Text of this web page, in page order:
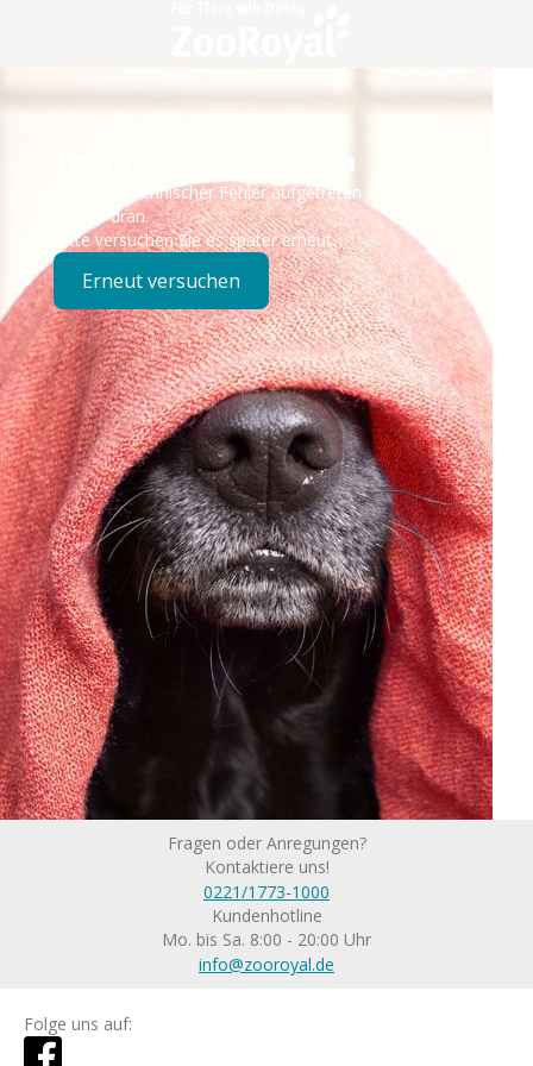
Technisches Problem
Es ist ein technischer Fehler aufgetreten – wir sind
bereits dran.
Bitte versuchen Sie es später erneut.
Erneut versuchen
Fragen oder Anregungen?
Kontaktiere uns!
0221/1773-1000
Kundenhotline
Mo. bis Sa. 8:00 - 20:00 Uhr
info@zooroyal.de
Folge uns auf: